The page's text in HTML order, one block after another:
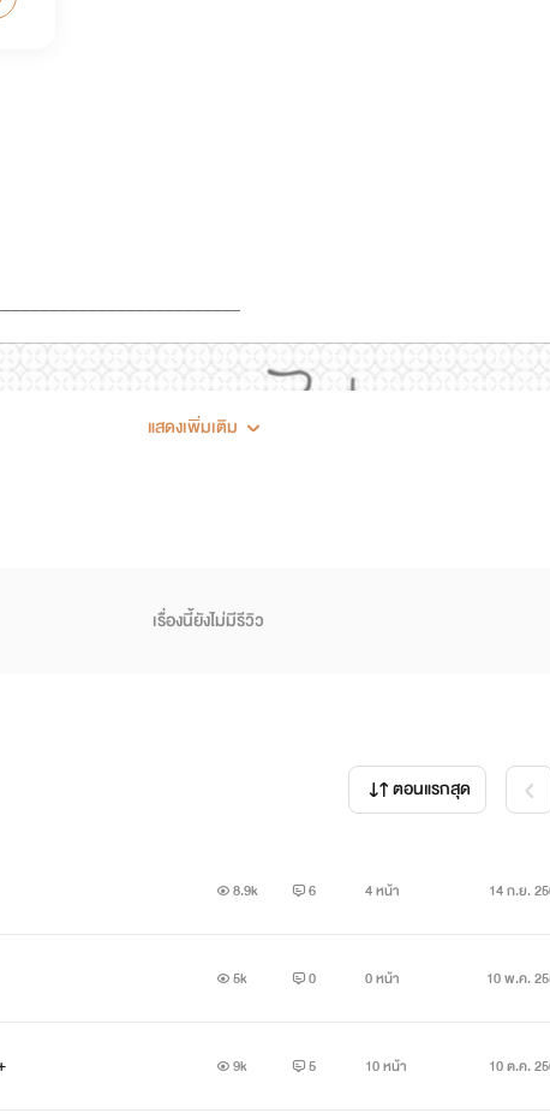
แสดงเพิ่มเติม
เรื่องนี้ยังไม่มีรีวิว
ตอนแรกสุด
8.9k 6 4 หน้า 14 ก.ย.
5k 0 0 หน้า 10 พ.ค.
9k 5 10 หน้า 10 ต.ค.